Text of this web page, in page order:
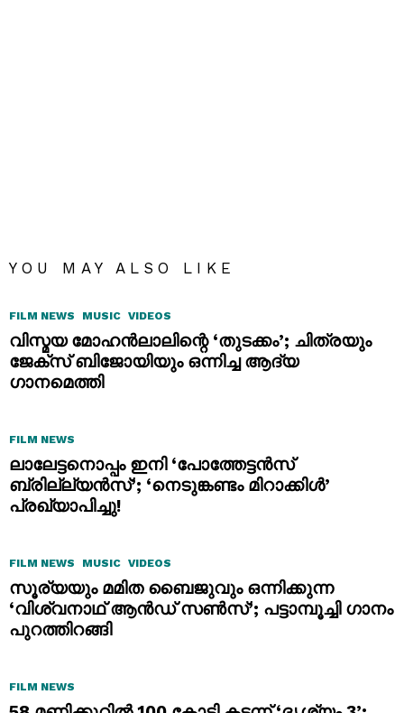
YOU MAY ALSO LIKE
FILM NEWS MUSIC VIDEOS
വിസ്മയ മോഹൻലാലിന്റെ ‘തുടക്കം’; ചിത്രയും
ജേക്സ് ബിജോയിയും ഒന്നിച്ച ആദ്യ
ഗാനമെത്തി
FILM NEWS
ലാലേട്ടനൊപ്പം ഇനി ‘പോത്തേട്ടൻസ്
ബ്രില്ല്യൻസ്’; ‘നെടുങ്കണ്ടം മിറാക്കിൾ’
പ്രഖ്യാപിച്ചു!
FILM NEWS MUSIC VIDEOS
സൂര്യയും മമിത ബൈജുവും ഒന്നിക്കുന്ന
‘വിശ്വനാഥ് ആൻഡ് സൺസ്’; പട്ടാമ്പൂച്ചി ഗാനം
പുറത്തിറങ്ങി
FILM NEWS